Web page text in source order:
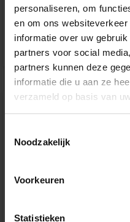
personaliseren, om
en om ons
informatie over uw
partners voor social
partners kunnen deze
informatie die u aan ze
verzameld op basis van
Noodzakelijk
Voorkeuren
Statistieken
Porte-Canne
€47,03